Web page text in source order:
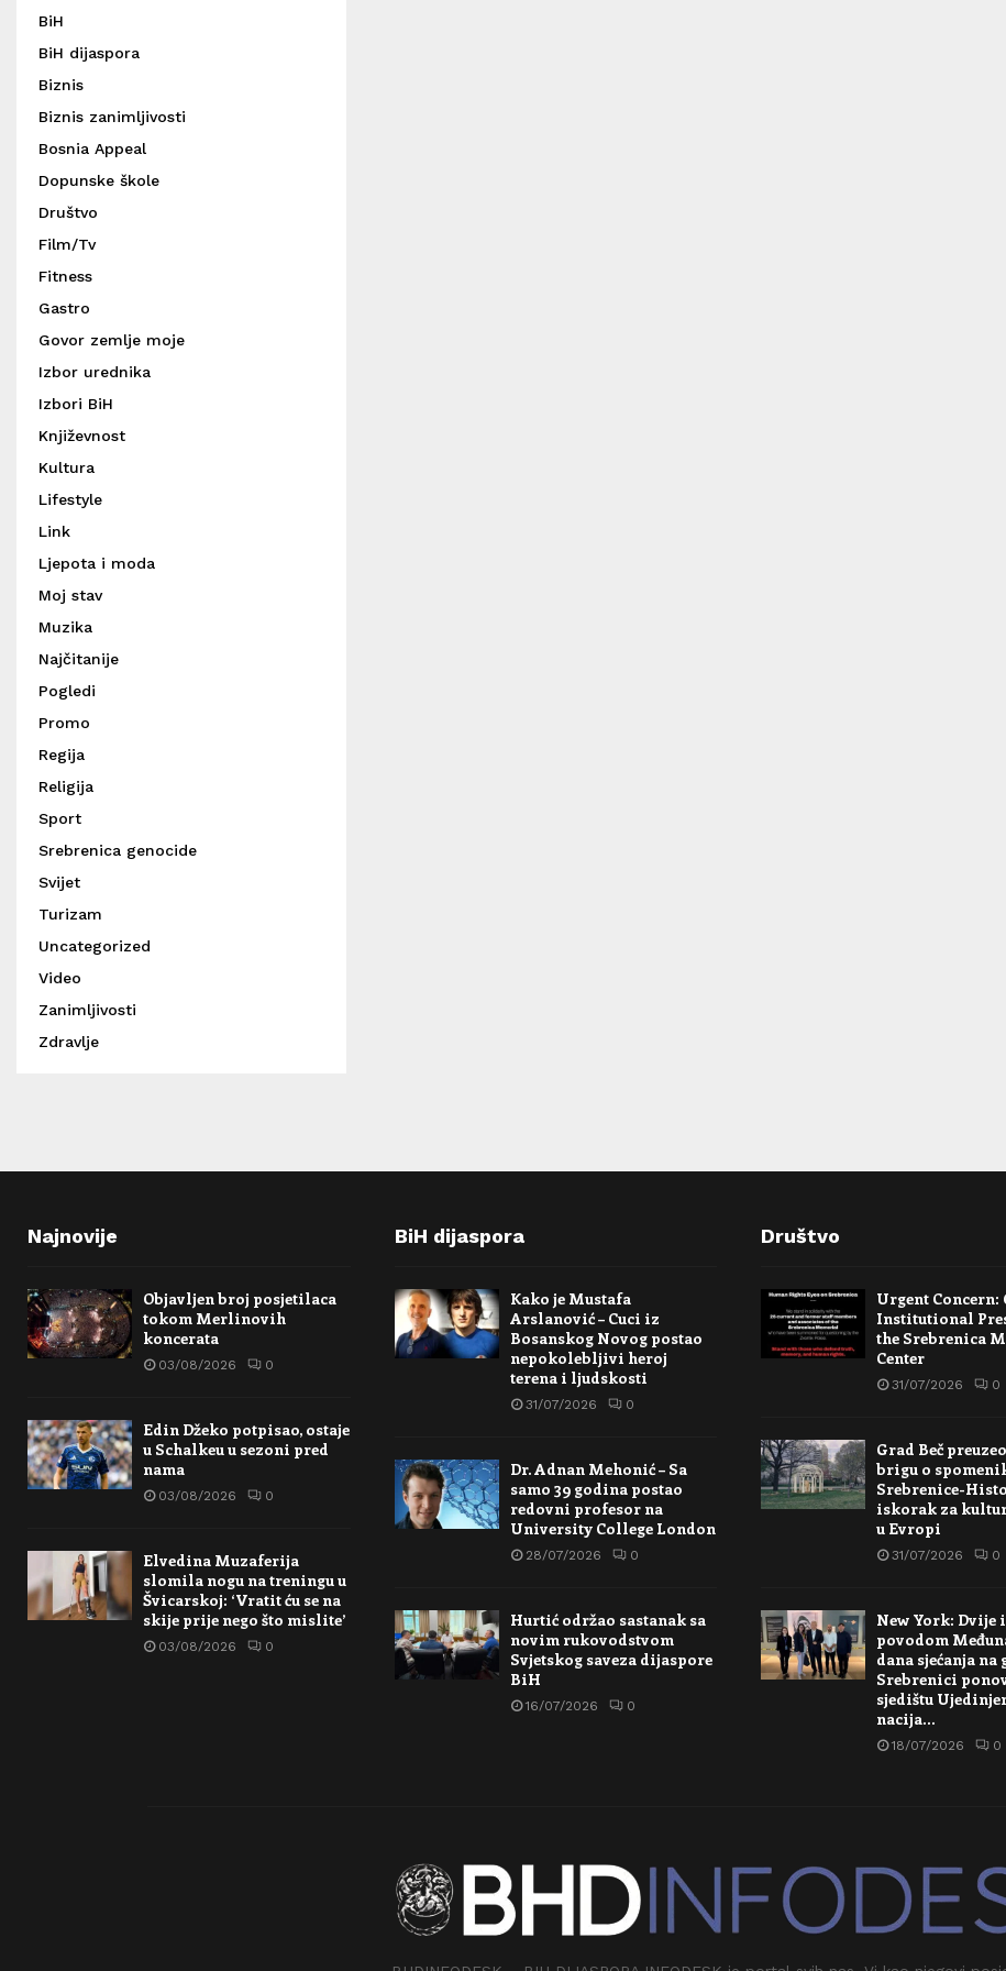
BiH
BiH dijaspora
Biznis
Biznis zanimljivosti
Bosnia Appeal
Dopunske škole
Društvo
Film/Tv
Fitness
Gastro
Govor zemlje moje
Izbor urednika
Izbori BiH
Književnost
Kultura
Lifestyle
Link
Ljepota i moda
Moj stav
Muzika
Najčitanije
Pogledi
Promo
Regija
Religija
Sport
Srebrenica genocide
Svijet
Turizam
Uncategorized
Video
Zanimljivosti
Zdravlje
Najnovije
Objavljen broj posjetilaca
tokom Merlinovih
koncerata
03/08/2026 0
Edin Džeko potpisao, ostaje
u Schalkeu u sezoni pred
nama
03/08/2026 0
Elvedina Muzaferija
slomila nogu na treningu u
Švicarskoj: ‘Vratit ću se na
skije prije nego što mislite’
03/08/2026 0
BiH dijaspora
Kako je Mustafa
Arslanović – Cuci iz
Bosanskog Novog postao
nepokolebljivi heroj
terena i ljudskosti
31/07/2026 0
Dr. Adnan Mehonić – Sa
samo 39 godina postao
redovni profesor na
University College London
28/07/2026 0
Hurtić održao sastanak sa
novim rukovodstvom
Svjetskog saveza dijaspore
BiH
16/07/2026 0
Društvo
Urgent
Institutional
the Srebrenica
Center
31/07/2026 0
Grad Beč
brigu o
Srebrenice-
iskorak za
u Evropi
31/07/2026 0
New York: Dvije
povodom
dana sjećanja na
Srebrenici
sjedištu
nacija…
18/07/2026 0